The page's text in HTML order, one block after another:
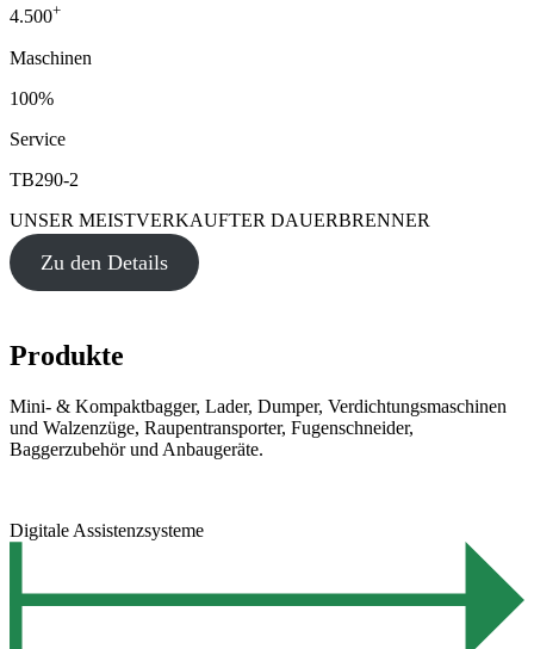
4.500+
Maschinen
100%
Service
TB290-2
UNSER MEISTVERKAUFTER DAUERBRENNER
Zu den Details
Produkte
Mini- & Kompaktbagger, Lader, Dumper, Verdichtungsmaschinen
und Walzenzüge, Raupentransporter, Fugenschneider,
Baggerzubehör und Anbaugeräte.
Digitale Assistenzsysteme